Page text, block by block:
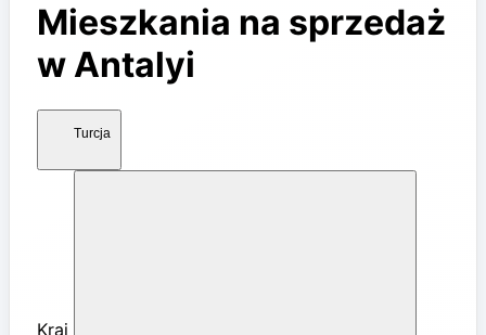
Mieszkania na sprzedaż
w Antalyi
Turcja
Kraj